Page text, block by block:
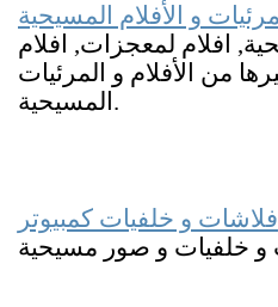
و الأفلام المسيحية
افلام لمعجزات, افلام
من الأفلام و المرئيات
المسيحية.
فلاشات و خلفيات كمبيوتر
و خلفيات و صور مسيحية